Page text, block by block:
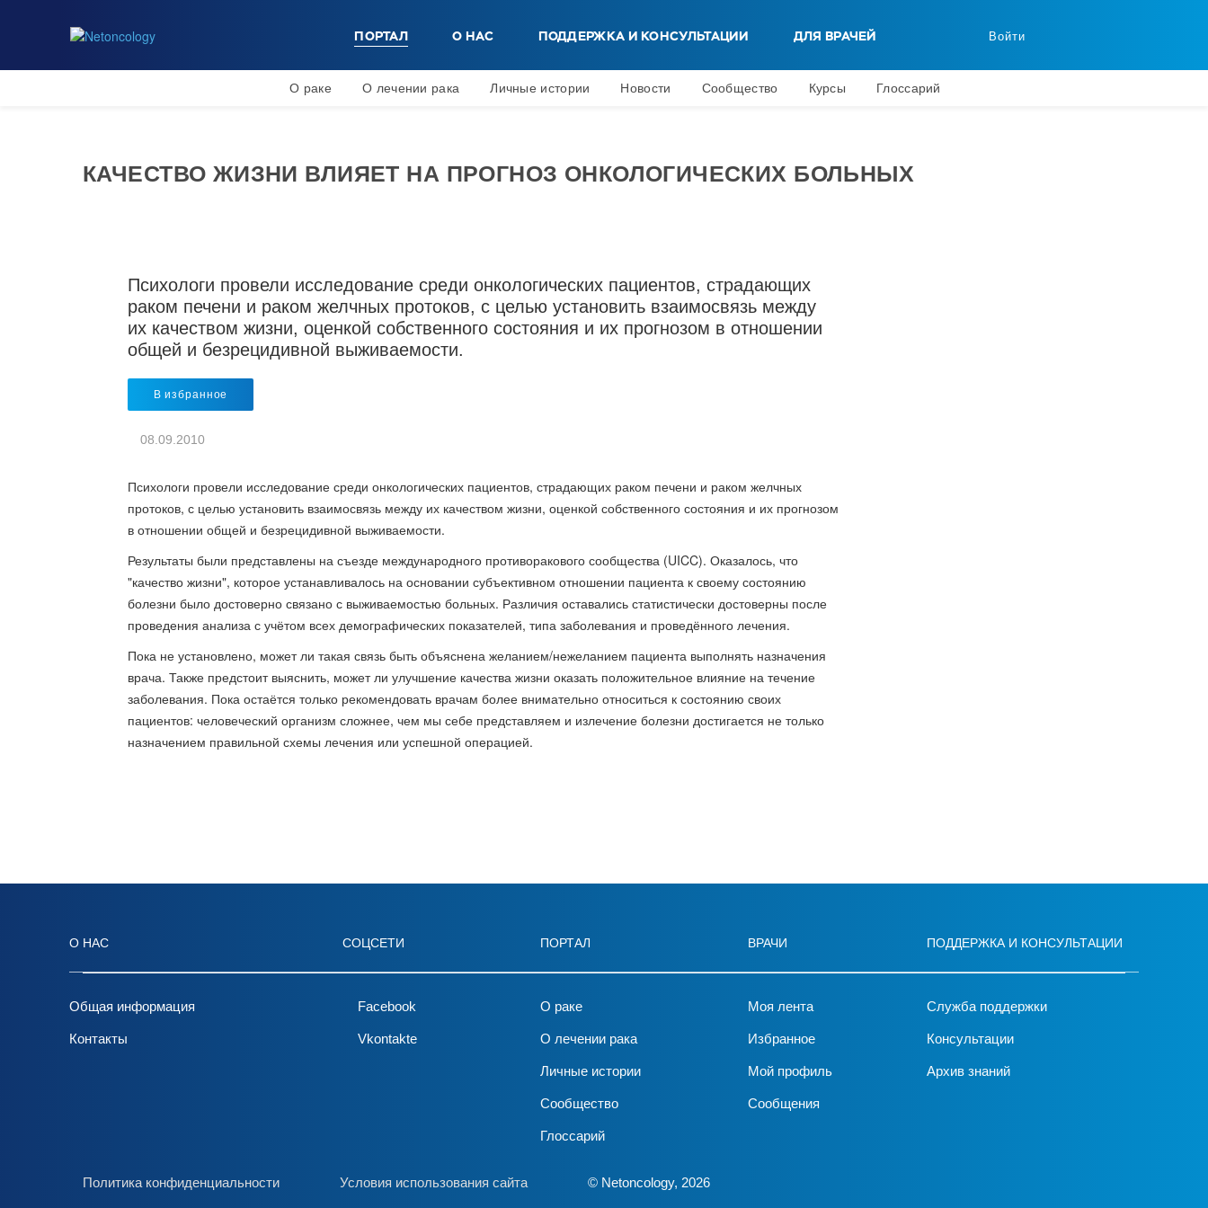
ПОРТАЛ О НАС ПОДДЕРЖКА И КОНСУЛЬТАЦИИ ДЛЯ ВРАЧЕЙ Войти
О раке О лечении рака Личные истории Новости Сообщество Курсы Глоссарий
КАЧЕСТВО ЖИЗНИ ВЛИЯЕТ НА ПРОГНОЗ ОНКОЛОГИЧЕСКИХ БОЛЬНЫХ
Психологи провели исследование среди онкологических пациентов, страдающих
раком печени и раком желчных протоков, с целью установить взаимосвязь между
их качеством жизни, оценкой собственного состояния и их прогнозом в отношении
общей и безрецидивной выживаемости.
В избранное
08.09.2010
Психологи провели исследование среди онкологических пациентов, страдающих раком печени и раком желчных
протоков, с целью установить взаимосвязь между их качеством жизни, оценкой собственного состояния и их прогнозом
в отношении общей и безрецидивной выживаемости.
Результаты были представлены на съезде международного противоракового сообщества (UICC). Оказалось, что
"качество жизни", которое устанавливалось на основании субъективном отношении пациента к своему состоянию
болезни было достоверно связано с выживаемостью больных. Различия оставались статистически достоверны после
проведения анализа с учётом всех демографических показателей, типа заболевания и проведённого лечения.
Пока не установлено, может ли такая связь быть объяснена желанием/нежеланием пациента выполнять назначения
врача. Также предстоит выяснить, может ли улучшение качества жизни оказать положительное влияние на течение
заболевания. Пока остаётся только рекомендовать врачам более внимательно относиться к состоянию своих
пациентов: человеческий организм сложнее, чем мы себе представляем и излечение болезни достигается не только
назначением правильной схемы лечения или успешной операцией.
О НАС
Общая информация
Контакты
СОЦСЕТИ
Facebook
Vkontakte
ПОРТАЛ
О раке
О лечении рака
Личные истории
Сообщество
Глоссарий
ВРАЧИ
Моя лента
Избранное
Мой профиль
Сообщения
ПОДДЕРЖКА И КОНСУЛЬТАЦИИ
Служба поддержки
Консультации
Архив знаний
Политика конфиденциальности Условия использования сайта © Netoncology, 2026